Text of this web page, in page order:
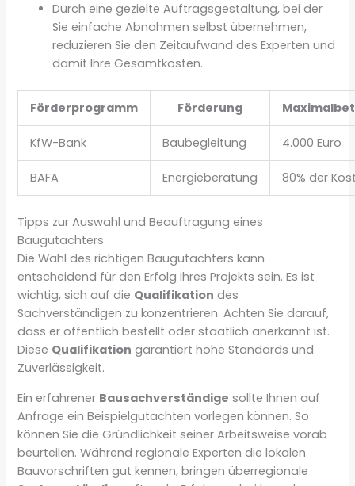
Durch eine gezielte Auftragsgestaltung, bei der
Sie einfache Abnahmen selbst übernehmen,
reduzieren Sie den Zeitaufwand des Experten und
damit Ihre Gesamtkosten.
Förderprogramm Förderung
KfW-Bank Baubegleitung 4.000 Euro
BAFA Energieberatung 80% der
Tipps zur Auswahl und Beauftragung eines
Baugutachters
Die Wahl des richtigen Baugutachters kann
entscheidend für den Erfolg Ihres Projekts sein. Es ist
wichtig, sich auf die Qualifikation des
Sachverständigen zu konzentrieren. Achten Sie darauf,
dass er öffentlich bestellt oder staatlich anerkannt ist.
Diese Qualifikation garantiert hohe Standards und
Zuverlässigkeit.
Ein erfahrener Bausachverständige sollte Ihnen auf
Anfrage ein Beispielgutachten vorlegen können. So
können Sie die Gründlichkeit seiner Arbeitsweise vorab
beurteilen. Während regionale Experten die lokalen
Bauvorschriften gut kennen, bringen überregionale